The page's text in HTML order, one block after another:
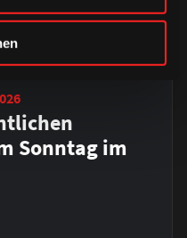
Sonntag im